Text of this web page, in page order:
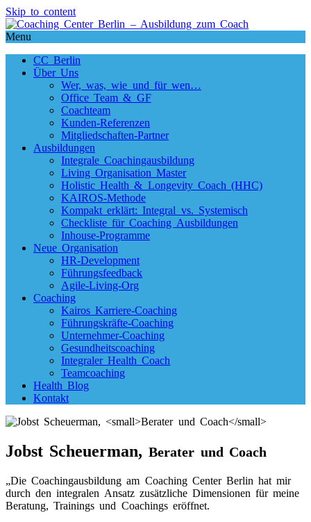
Skip to content
Menu
CC Berlin
Über Uns
Wer, was, wie und für wen…
Office Team & GF
Coachteam
Kunden-Referenzen
Mitgliedschaften-Partner
Ausbildungen
Integrale Coachingausbildung
Living Organisation Master
Holistic Health & Longevity Coach (HHC)
KAIROS-Methode
Kompakt erklärt: Integral vs. Systemisch
Checkliste für Coaching Ausbildungen
Inhouse-Programme
Neue Organisation
HR-Development
Führungsfeedback
Agile-Living-Org
Coaching
Kairos Karriere-Coaching
Führungskräfte-Coaching
Unternehmer-Coaching
Gesundheitscoaching
Integraler Health Coach
Teamcoaching
Health Blog
Kontakt
Jobst Scheuerman,Berater und Coach
„Die Coachingausbildung am Coaching Center Berlin hat mir
durch den integralen Ansatz zusätzliche Dimensionen für meine
Beratung, Trainings und Coachings eröffnet.